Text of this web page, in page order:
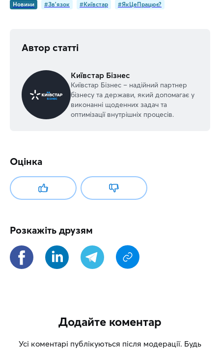
Новини #Зв'язок #Київстар #ЯкЦеПрацює?
Автор статті
Київстар Бізнес
Київстар Бізнес – надійний партнер
бізнесу та держави, який допомагає у
виконанні щоденних задач та
оптимізації внутрішніх процесів.
Оцінка
Розкажіть друзям
Додайте коментар
Усі коментарі публікуються після модерації. Будь